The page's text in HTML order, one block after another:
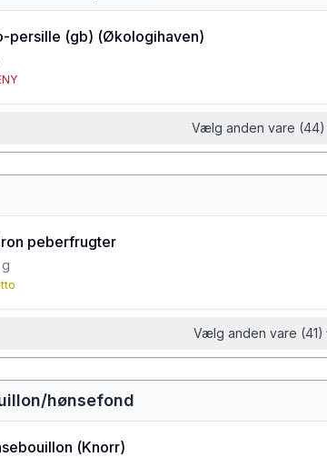
persille (gb) (Økologihaven)
Vælg anden vare (44)
peberfrugter
g
Vælg anden vare (41)
hønsefond
(Knorr)